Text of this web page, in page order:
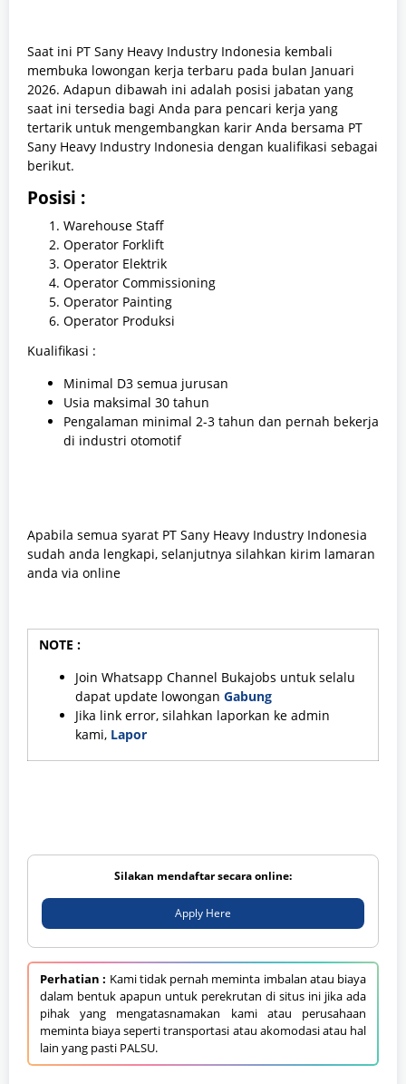
Saat ini PT Sany Heavy Industry Indonesia kembali
membuka lowongan kerja terbaru pada bulan Januari
2026. Adapun dibawah ini adalah posisi jabatan yang
saat ini tersedia bagi Anda para pencari kerja yang
tertarik untuk mengembangkan karir Anda bersama PT
Sany Heavy Industry Indonesia dengan kualifikasi sebagai
berikut.
Posisi :
Warehouse Staff
Operator Forklift
Operator Elektrik
Operator Commissioning
Operator Painting
Operator Produksi
Kualifikasi :
Minimal D3 semua jurusan
Usia maksimal 30 tahun
Pengalaman minimal 2-3 tahun dan pernah bekerja
di industri otomotif
Apabila semua syarat PT Sany Heavy Industry Indonesia
sudah anda lengkapi, selanjutnya silahkan kirim lamaran
anda via online
NOTE :
Join Whatsapp Channel Bukajobs untuk selalu
dapat update lowongan Gabung
Jika link error, silahkan laporkan ke admin
kami, Lapor
Silakan mendaftar secara online:
Apply Here
Perhatian : Kami tidak pernah meminta imbalan atau biaya
dalam bentuk apapun untuk perekrutan di situs ini jika ada
pihak yang mengatasnamakan kami atau perusahaan
meminta biaya seperti transportasi atau akomodasi atau hal
lain yang pasti PALSU.